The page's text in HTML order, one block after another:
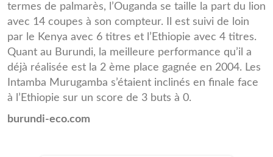
termes de palmarès, l’Ouganda se taille la part du lion
avec 14 coupes à son compteur. Il est suivi de loin
par le Kenya avec 6 titres et l’Ethiopie avec 4 titres.
Quant au Burundi, la meilleure performance qu’il a
déjà réalisée est la 2 ème place gagnée en 2004. Les
Intamba Murugamba s’étaient inclinés en finale face
à l’Ethiopie sur un score de 3 buts à 0.
burundi-eco.com